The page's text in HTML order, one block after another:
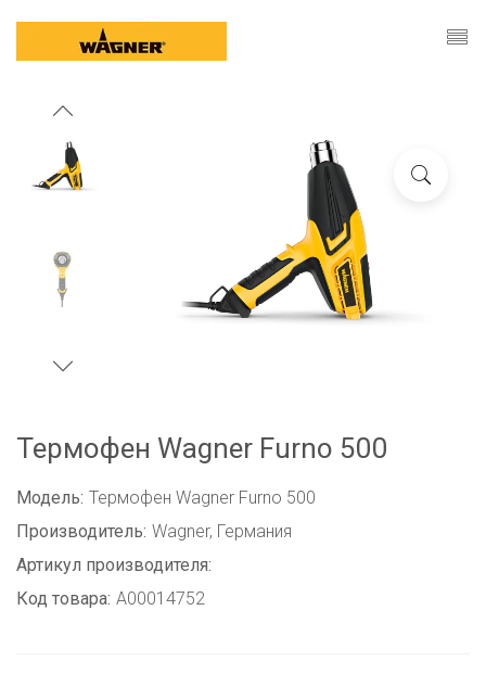
Термофен Wagner Furno 500
Модель: Термофен Wagner Furno 500
Производитель: Wagner, Германия
Артикул производителя:
Код товара: A00014752